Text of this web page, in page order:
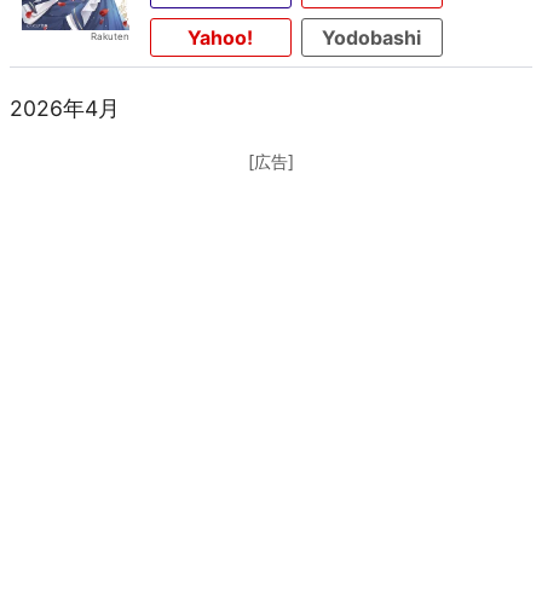
Yahoo!
Yodobashi
2026年4月
[広告]